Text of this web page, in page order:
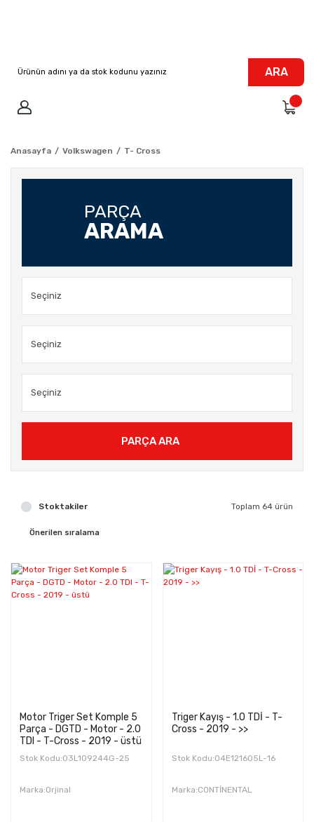
ARA
Anasayfa Volkswagen T- Cross
PARÇA
ARAMA
PARÇA ARA
Stoktakiler Toplam 64 ürün
Motor Triger Set Komple 5
Parça - DGTD - Motor - 2.0
TDI - T-Cross - 2019 - üstü
Stok Kodu:03L109244G-25
Marka:Orjinal
Triger Kayış - 1.0 TDİ - T-
Cross - 2019 - >>
Stok Kodu:04E121605L-16
Marka:CONTİNENTAL